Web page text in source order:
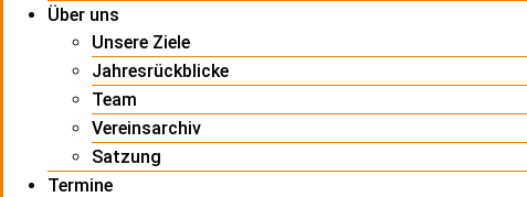
Über uns
Unsere Ziele
Jahresrückblicke
Team
Vereinsarchiv
Satzung
Termine